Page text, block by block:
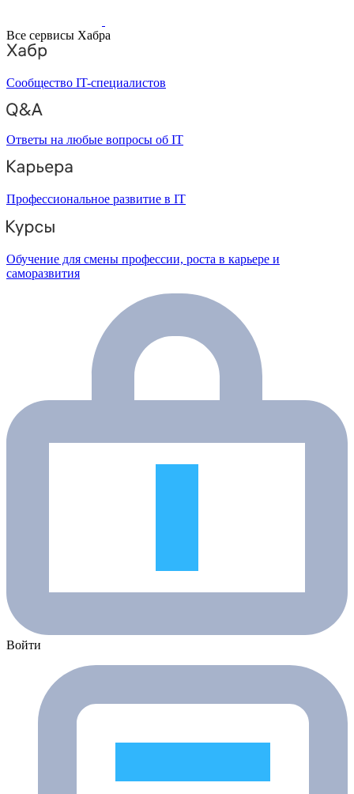
Все сервисы Хабра
Сообщество IT-специалистов
Ответы на любые вопросы об IT
Профессиональное развитие в IT
Обучение для смены профессии, роста в карьере и
саморазвития
Войти